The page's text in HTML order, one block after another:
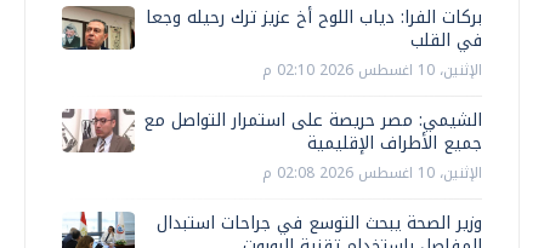
بركات الفرا: دياب اللوح أخ عزيز ترك رحيله وجعا
في القلب
الإثنين، 10 اغسطس 2026 02:10 م
الشيمي: مصر حريصة على استمرار التواصل مع
جميع الأطراف الإقليمية
الإثنين، 10 اغسطس 2026 02:08 م
وزير الصحة يبحث التوسع في جراحات استبدال